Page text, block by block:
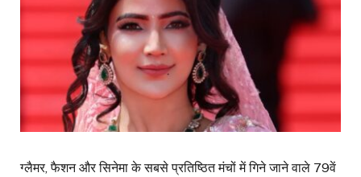
ग्लैमर, फैशन और सिनेमा के सबसे प्रतिष्ठित मंचों में गिने जाने वाले 79वें